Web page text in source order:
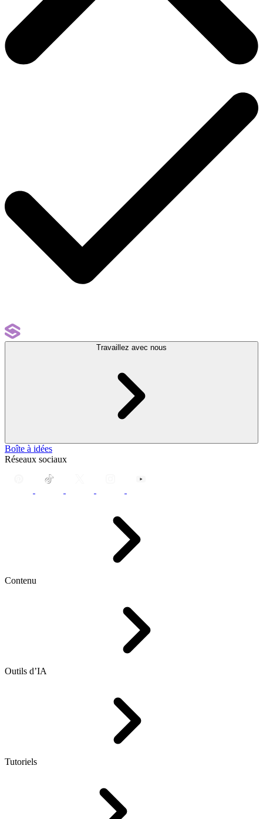
Travaillez avec nous
Boîte à idées
Réseaux sociaux
Contenu
Outils d’IA
Tutoriels